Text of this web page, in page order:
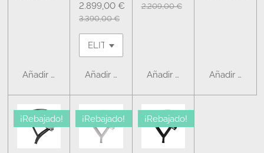
Añadir al carrito
2.899,00 €
3.390,00 €
Añadir al carrito
2.209,00 €
Añadir al carritoAñadir al
¡Rebajado! ¡Rebajado! ¡Rebajado!